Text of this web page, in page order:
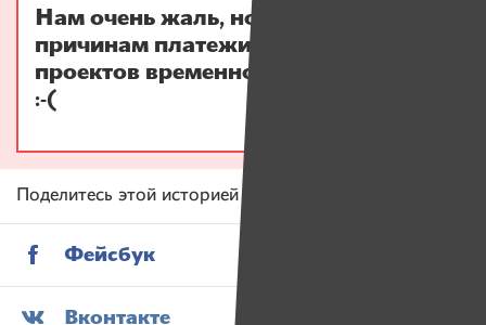
Нам очень жаль, но по техническим
причинам платежи в поддержку
проектов временно не принимаются
:-(
Поделитесь этой историей в социальных сетях
Фейсбук
Вконтакте